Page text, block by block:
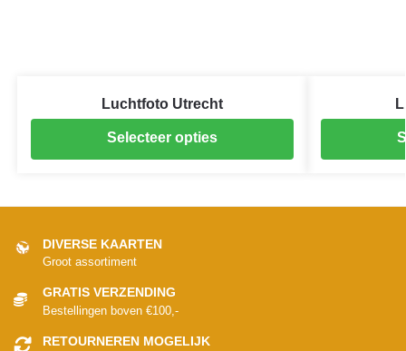
Luchtfoto Utrecht
Selecteer opties
DIVERSE KAARTEN
Groot assortiment
GRATIS VERZENDING
Bestellingen boven €100,-
RETOURNEREN MOGELIJK